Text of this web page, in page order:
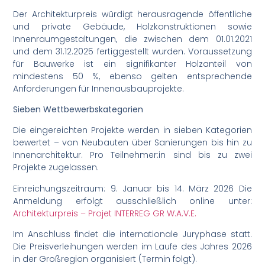
Der Architekturpreis würdigt herausragende öffentliche
und private Gebäude, Holzkonstruktionen sowie
Innenraumgestaltungen, die zwischen dem 01.01.2021
und dem 31.12.2025 fertiggestellt wurden. Voraussetzung
für Bauwerke ist ein signifikanter Holzanteil von
mindestens 50 %, ebenso gelten entsprechende
Anforderungen für Innenausbauprojekte.
Sieben Wettbewerbskategorien
Die eingereichten Projekte werden in sieben Kategorien
bewertet – von Neubauten über Sanierungen bis hin zu
Innenarchitektur. Pro Teilnehmer:in sind bis zu zwei
Projekte zugelassen.
Einreichungszeitraum: 9. Januar bis 14. März 2026 Die
Anmeldung erfolgt ausschließlich online unter:
Architekturpreis – Projet INTERREG GR W.A.V.E.
Im Anschluss findet die internationale Juryphase statt.
Die Preisverleihungen werden im Laufe des Jahres 2026
in der Großregion organisiert (Termin folgt).